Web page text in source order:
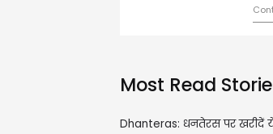
मेलजोल
Most Read